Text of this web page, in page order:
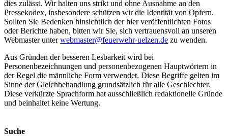
dies zulässt. Wir halten uns strikt und ohne Ausnahme an den
Pressekodex, insbesondere schützen wir die Identität von Opfern.
Sollten Sie Bedenken hinsichtlich der hier veröffentlichten Fotos
oder Berichte haben, bitten wir Sie, sich vertrauensvoll an unseren
Webmaster unterwebmaster@feuerwehr-uelzen.de zu wenden.
Aus Gründen der besseren Lesbarkeit wird bei
Personenbezeichnungen und personenbezogenen Hauptwörtern in
der Regel die männliche Form verwendet. Diese Begriffe gelten im
Sinne der Gleichbehandlung grundsätzlich für alle Geschlechter.
Diese verkürzte Sprachform hat ausschließlich redaktionelle Gründe
und beinhaltet keine Wertung.
Suche